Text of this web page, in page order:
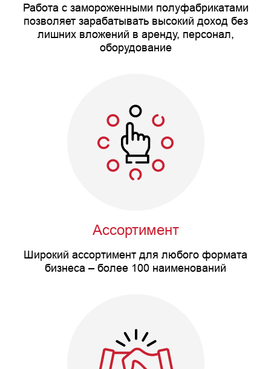
Работа с замороженными полуфабрикатами
позволяет зарабатывать высокий доход без
лишних вложений в аренду, персонал,
оборудование
Ассортимент
Широкий ассортимент для любого формата
бизнеса – более 100 наименований